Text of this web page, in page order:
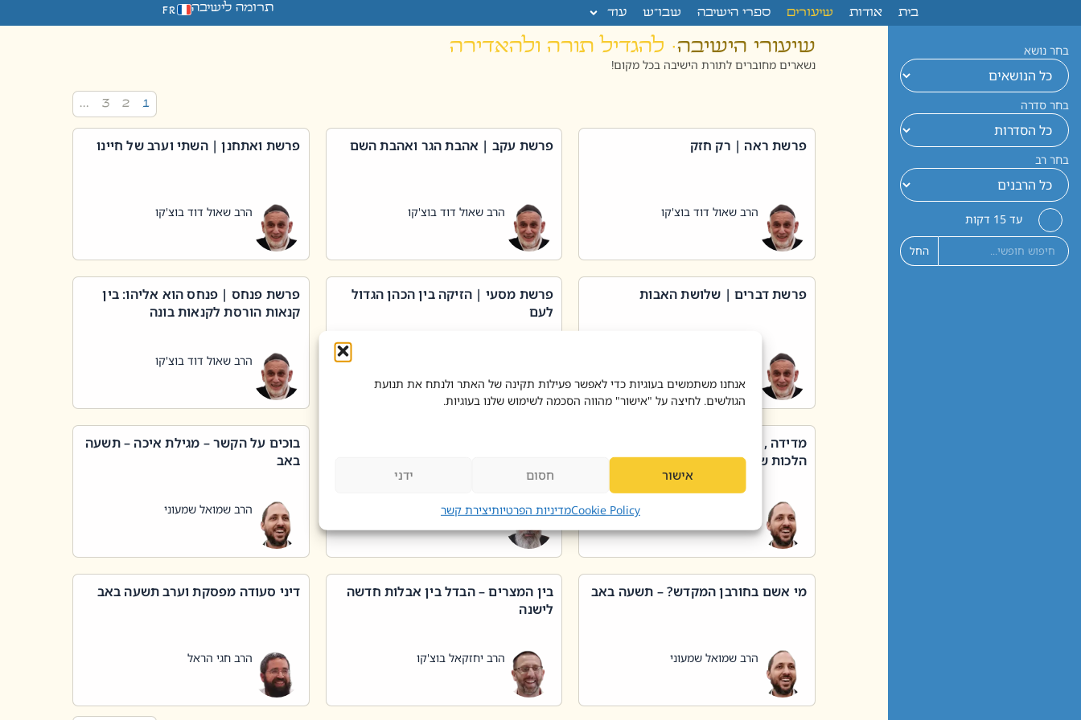
אנחנו משתמשים בעוגיות כדי לאפשר פעילות תקינה של האתר ולנתח את תנועת
הגולשים. לחיצה על "אישור" מהווה הסכמה לשימוש שלנו בעוגיות.
אישור חסום ידני
Cookie Policyמדיניות הפרטיותיצירת קשר
בית אודות שיעורים ספרי הישיבה שבו”ש עוד תרומה לישיבה FR
בחר נושא
בחר סדרה
בחר רב
עד 15 דקות
החל
שיעורי הישיבה· להגדיל תורה ולהאדירה
נשארים מחוברים לתורת הישיבה בכל מקום!
1
2
3
…
פרשת ראה | רק חזק
הרב שאול דוד בוצ'קו
פרשת עקב | אהבת הגר ואהבת השם
הרב שאול דוד בוצ'קו
פרשת ואתחנן | השתי וערב של חיינו
הרב שאול דוד בוצ'קו
פרשת דברים | שלושת האבות
פרשת מסעי | הזיקה בין הכהן הגדול
לעם
פרשת פנחס | פנחס הוא אליהו: בין
קנאות הורסת לקנאות בונה
הרב שאול דוד בוצ'קו
מדידה , קניה , שטיפת כלים בשבת –
הלכות שבת – סימן שכג
הרב יאיר בידני
בוכים על הקשר – מגילת איכה – תשעה
באב
הרב שמואל שמעוני
מי אשם בחורבן המקדש? – תשעה באב
הרב שמואל שמעוני
בין המצרים – הבדל בין אבלות חדשה
לישנה
הרב יחזקאל בוצ'קו
דיני סעודה מפסקת וערב תשעה באב
הרב חגי הראל